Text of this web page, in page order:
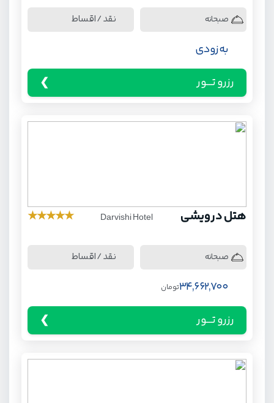
صبحانه نقد / اقساط
به زودی
رزرو تـــور
هتل درویشی Darvishi Hotel
★
★
★
★
★
صبحانه نقد / اقساط
34,662,700تومان
رزرو تـــور